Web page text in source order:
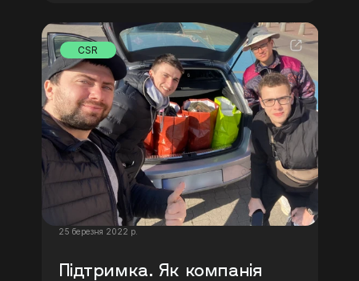
CSR
25 березня 2022 р.
Підтримка. Як компанія